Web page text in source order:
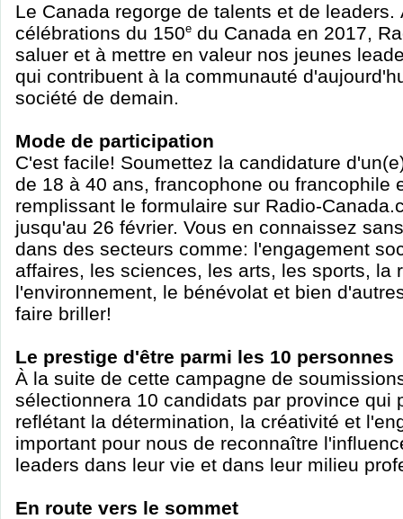
Le Canada regorge de talents et de leaders.
célébrations du 150e du Canada en 2017,
saluer et à mettre en valeur nos jeunes
qui contribuent à la communauté
société de demain.
Mode de participation
C'est facile! Soumettez la candidature
de 18 à 40 ans, francophone ou francophile
remplissant le formulaire sur Radio-
jusqu'au 26 février. Vous en connaissez
dans des secteurs comme: l'engagement
affaires, les sciences, les arts, les sports, la
l'environnement, le bénévolat et bien
faire briller!
Le prestige d'être parmi les 10 personnes
À la suite de cette campagne de
sélectionnera 10 candidats par province qui
reflétant la détermination, la créativité et
important pour nous de reconnaître
leaders dans leur vie et dans leur milieu
En route vers le sommet